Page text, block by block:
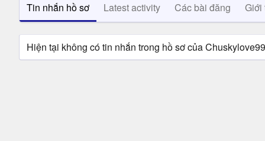
Tin nhắn hồ sơ Latest activity Các bài đăng Giới
Hiện tại không có tin nhắn trong hồ sơ của